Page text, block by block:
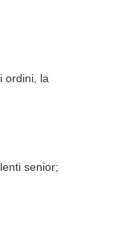
ordini, la
senior;